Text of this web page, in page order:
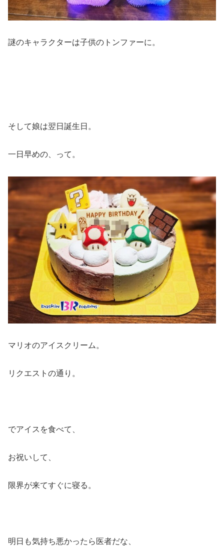
謎のキャラクターは子供のトンファーに。
そして娘は翌日誕生日。
一日早めの、って。
マリオのアイスクリーム。
リクエストの通り。
でアイスを食べて、
お祝いして、
限界が来てすぐに寝る。
明日も気持ち悪かったら医者だな、